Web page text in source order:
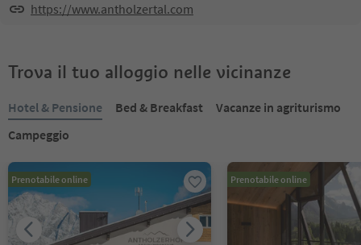
https://www.antholzertal.com
Trova il tuo alloggio nelle vicinanze
Hotel & Pensione Bed & Breakfast
Vacanze in agriturismo
Campeggio
Prenotabile online Prenotabile online